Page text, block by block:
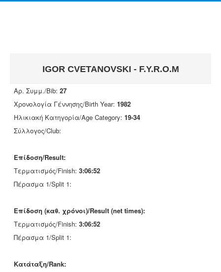
IGOR CVETANOVSKI - F.Y.R.O.M
Αρ. Συμμ./Bib: 27
Χρονολογία Γέννησης/Birth Year: 1982
Ηλικιακή Κατηγορία/Age Category: 19-34
Σύλλογος/Club:
Επίδοση/Result:
Τερματισμός/Finish: 3:06:52
Πέρασμα 1/Split 1:
Επίδοση (καθ. χρόνοι)/Result (net times):
Τερματισμός/Finish: 3:06:52
Πέρασμα 1/Split 1:
Κατάταξη/Rank: